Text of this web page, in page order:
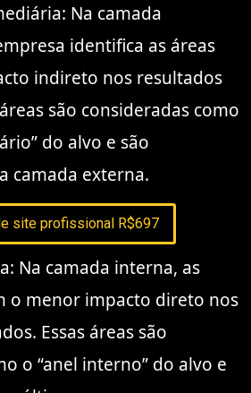
Na camada
identifica as áreas
indireto nos resultados
são consideradas como
do alvo e são
camada externa.
site profissional R$697
Na camada interna, as
o menor impacto direto nos
Essas áreas são
o “anel interno” do alvo e